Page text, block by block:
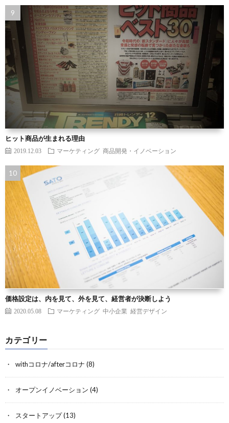
ヒット商品が生まれる理由
2019.12.03 マーケティング 商品開発・イノベーション
価格設定は、内を見て、外を見て、経営者が決断しよう
2020.05.08 マーケティング 中小企業 経営デザイン
カテゴリー
withコロナ/afterコロナ (8)
オープンイノベーション (4)
スタートアップ(13)